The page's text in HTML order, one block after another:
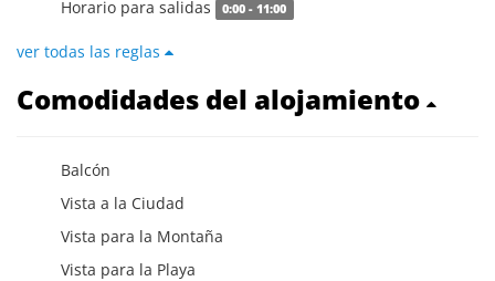
Horario para salidas 0:00 - 11:00
ver todas las reglas
Comodidades del alojamiento
Balcón
Vista a la Ciudad
Vista para la Montaña
Vista para la Playa